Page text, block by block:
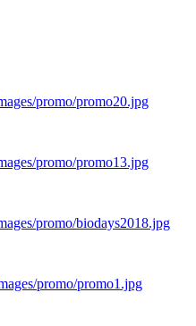
promo/promo20.jpg
promo/promo13.jpg
promo/biodays2018.jpg
promo/promo1.jpg